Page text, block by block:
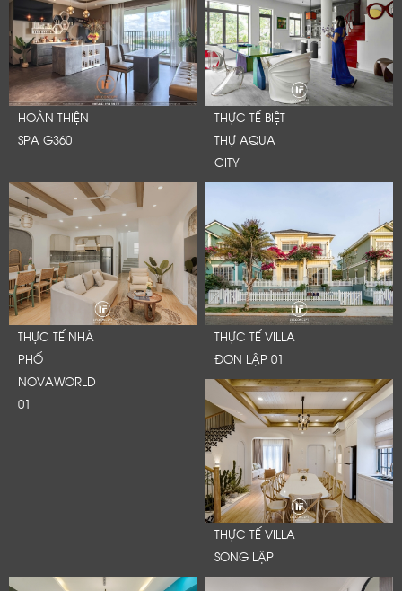
HOÀN THIỆN
SPA G360
THỰC TẾ BIỆT
THỰ AQUA
CITY
THỰC TẾ NHÀ
PHỐ
NOVAWORLD
01
THỰC TẾ VILLA
ĐƠN LẬP 01
THỰC TẾ VILLA
SONG LẬP